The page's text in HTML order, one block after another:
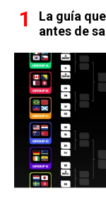
La guía
antes de